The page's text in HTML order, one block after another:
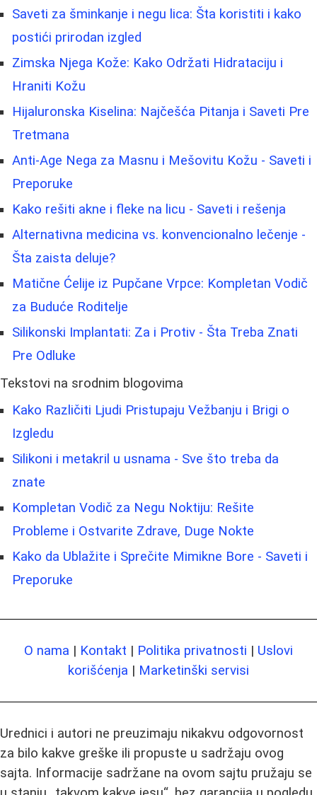
Saveti za šminkanje i negu lica: Šta koristiti i kako
postići prirodan izgled
Zimska Njega Kože: Kako Održati Hidrataciju i
Hraniti Kožu
Hijaluronska Kiselina: Najčešća Pitanja i Saveti Pre
Tretmana
Anti-Age Nega za Masnu i Mešovitu Kožu - Saveti i
Preporuke
Kako rešiti akne i fleke na licu - Saveti i rešenja
Alternativna medicina vs. konvencionalno lečenje -
Šta zaista deluje?
Matične Ćelije iz Pupčane Vrpce: Kompletan Vodič
za Buduće Roditelje
Silikonski Implantati: Za i Protiv - Šta Treba Znati
Pre Odluke
Tekstovi na srodnim blogovima
Kako Različiti Ljudi Pristupaju Vežbanju i Brigi o
Izgledu
Silikoni i metakril u usnama - Sve što treba da
znate
Kompletan Vodič za Negu Noktiju: Rešite
Probleme i Ostvarite Zdrave, Duge Nokte
Kako da Ublažite i Sprečite Mimikne Bore - Saveti i
Preporuke
O nama | Kontakt | Politika privatnosti | Uslovi
korišćenja | Marketinški servisi
Urednici i autori ne preuzimaju nikakvu odgovornost
za bilo kakve greške ili propuste u sadržaju ovog
sajta. Informacije sadržane na ovom sajtu pružaju se